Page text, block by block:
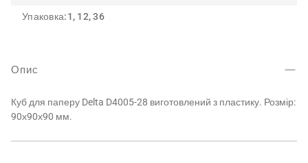
Упаковка:1, 12, 36
Опис
Куб для паперу Delta D4005-28 виготовлений з пластику. Розмір:
90х90х90 мм.